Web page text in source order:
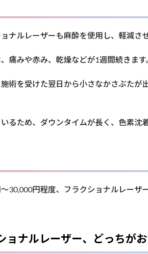
ナルレーザーも麻酔を使用し、軽減さ
痛みや赤み、乾燥などが1週間続きます
術を受けた翌日から小さなかさぶたが
るため、ダウンタイムが長く、色素沈
30,000円程度、フラクショナルレーザ
ョナルレーザー、どっちが